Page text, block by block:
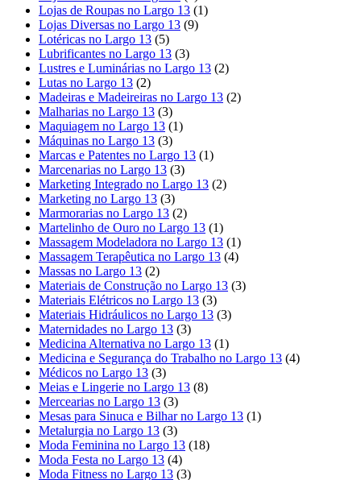
Lojas de Roupas no Largo 13 (1)
Lojas Diversas no Largo 13 (9)
Lotéricas no Largo 13 (5)
Lubrificantes no Largo 13 (3)
Lustres e Luminárias no Largo 13 (2)
Lutas no Largo 13 (2)
Madeiras e Madeireiras no Largo 13 (2)
Malharias no Largo 13 (3)
Maquiagem no Largo 13 (1)
Máquinas no Largo 13 (3)
Marcas e Patentes no Largo 13 (1)
Marcenarias no Largo 13 (3)
Marketing Integrado no Largo 13 (2)
Marketing no Largo 13 (3)
Marmorarias no Largo 13 (2)
Martelinho de Ouro no Largo 13 (1)
Massagem Modeladora no Largo 13 (1)
Massagem Terapêutica no Largo 13 (4)
Massas no Largo 13 (2)
Materiais de Construção no Largo 13 (3)
Materiais Elétricos no Largo 13 (3)
Materiais Hidráulicos no Largo 13 (3)
Maternidades no Largo 13 (3)
Medicina Alternativa no Largo 13 (1)
Medicina e Segurança do Trabalho no Largo 13 (4)
Médicos no Largo 13 (3)
Meias e Lingerie no Largo 13 (8)
Mercearias no Largo 13 (3)
Mesas para Sinuca e Bilhar no Largo 13 (1)
Metalurgia no Largo 13 (3)
Moda Feminina no Largo 13 (18)
Moda Festa no Largo 13 (4)
Moda Fitness no Largo 13 (3)